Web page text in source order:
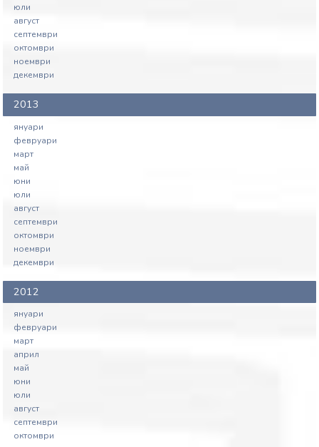
юли
август
септември
октомври
ноември
декември
2013
януари
февруари
март
май
юни
юли
август
септември
октомври
ноември
декември
2012
януари
февруари
март
април
май
юни
юли
август
септември
октомври